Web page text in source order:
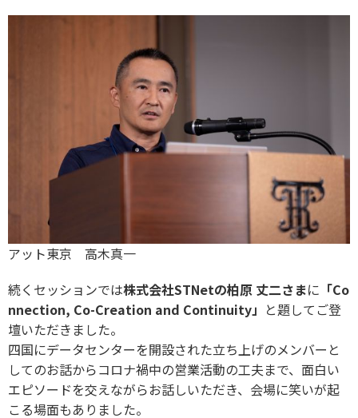
アット東京 高木真一
続くセッションでは株式会社STNetの柏原 丈二さまに 「Co
nnection, Co-Creation and Continuity」 と題してご登
壇いただきました。
四国にデータセンターを開設された立ち上げのメンバーと
してのお話からコロナ禍中の営業活動の工夫まで、面白い
エピソードを交えながらお話しいただき、会場に笑いが起
こる場面もありました。